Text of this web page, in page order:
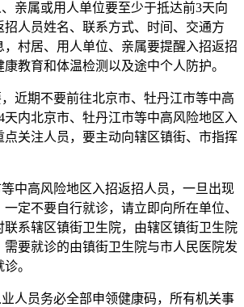
亲属或用人单位要至少于抵达前3天向
招人员姓名、联系方式、时间、交通方
村居、用人单位、亲属要提醒入招返招
教育和体温检测以及途中个人防护。
近期不要前往北京市、牡丹江市等中高
天内北京市、牡丹江市等中高风险地区入
点关注人员，要主动向辖区镇街、市指挥
中高风险地区入招返招人员，一旦出现
定不要自行就诊，请立即向所在单位、
联系辖区镇街卫生院，由辖区镇街卫生院
需要就诊的由镇街卫生院与市人民医院发
。
人员务必全部申领健康码，所有机关事